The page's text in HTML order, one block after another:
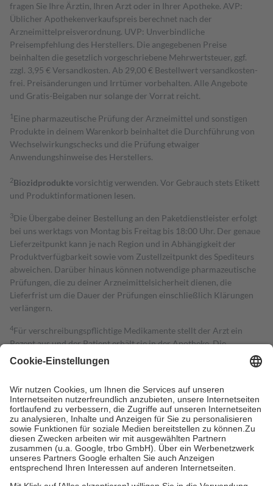
fragen Sie Ihre Ärztin, Ihren Arzt oder in Ihrer Apotheke. AVP:
Üblicher Apothekenverkaufspreis berechnet nach der
Arzneimittelpreisverordnung. UVP: Unverbindliche
Preisempfehlung des Herstellers. Die angegebenen Preise
beinhalten die gesetzlich vorgeschriebene Mehrwertsteuer, ggf.
zzgl. 3,95 € Versandkosten. Ab 29,00 € Bestell­wert versand­kosten­
frei. Preisänderungen und Irrtümer vorbehalten. Alle Angebote
und Gratis-Beigaben nur solange der Vorrat reicht.
1 Eine pharmazeutische Prüfung der Arzneimittel und sonstigen
Produkte in deinem Warenkorb beinhaltet die Durchführung von
Wechselwirkungschecks und die Prüfung etwaiger
Anwendungshinweise des Herstellers.
2Biozidproduktevorsichtig verwenden. Vor Gebrauch stets Etikett
und Produktinformationen lesen.
3Die Übergabe deiner Bestellung an den Paketdienstleister erfolgt
bei uns werktags von Montag bis Freitag bis 18:00 Uhr. Der genaue
Lieferzeitpunkt kann je nach Region und in Abhängigkeit der
Produktverfügbarkeit sowie vom Zustellzeitpunkt des Spediteurs
abweichen. Darüber hinaus können notwendige pharmazeutische
Prüfungen, die zu deiner Arzneimittelsicherheit dienen, die
Lieferfrist um die Dauer der Prüfungen einschließlich Klärungen
verlängern.
4Für verschreibungspflichtige Medikamente stellt der Arzt ein
Rezept aus und der Patient erhält sie in der Apotheke. Die
gesetzliche Krankenversicherung übernimmt in der Regel die
Kosten dafür, der Versicherte trägt einen Teil davon als Zuzahlung
Grundsätzlich leisten Mitglieder Zuzahlungen in Höhe von zehn
Prozent des Abgabepreises,mindestens jedochfünf Euround
höchstens zehn Euro.Es sind jedoch nie mehr als die tatsächlichen
Kosten der Leistung zu entrichten.
Diese Regeln gelten grundsätzlich auch für Online-Apotheken.
Bei Heilmitteln und häuslicher Krankenpflege beträgt die
Zuzahlung zehn Prozent der Kosten sowie zehn Euro je